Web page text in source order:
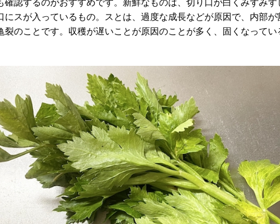
確認するのがおすすめです。新鮮なものは、切り口が白くみずみず
にスが入っているもの。スとは、過度な成長などが原因で、内部が
裂のことです。収穫が遅いことが原因のことが多く、固くなってい